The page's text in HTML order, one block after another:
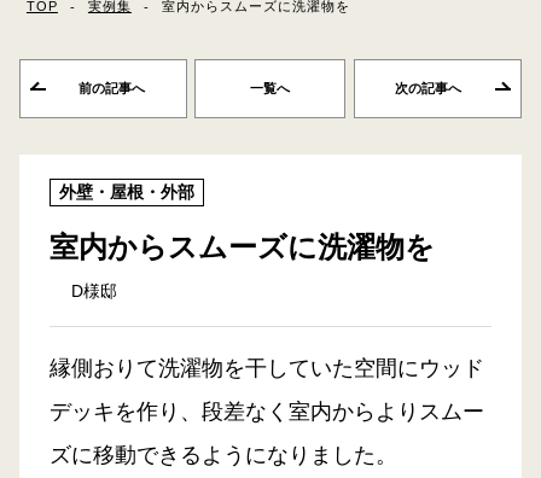
TOP 実例集 室内からスムーズに洗濯物を
前の記事へ 一覧へ 次の記事へ
外壁・屋根・外部
室内からスムーズに洗濯物を
D様邸
縁側おりて洗濯物を干していた空間にウッド
デッキを作り、段差なく室内からよりスムー
ズに移動できるようになりました。